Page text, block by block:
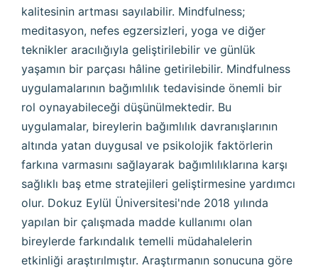
kalitesinin artması sayılabilir. Mindfulness;
meditasyon, nefes egzersizleri, yoga ve diğer
teknikler aracılığıyla geliştirilebilir ve günlük
yaşamın bir parçası hâline getirilebilir. Mindfulness
uygulamalarının bağımlılık tedavisinde önemli bir
rol oynayabileceği düşünülmektedir. Bu
uygulamalar, bireylerin bağımlılık davranışlarının
altında yatan duygusal ve psikolojik faktörlerin
farkına varmasını sağlayarak bağımlılıklarına karşı
sağlıklı baş etme stratejileri geliştirmesine yardımcı
olur. Dokuz Eylül Üniversitesi'nde 2018 yılında
yapılan bir çalışmada madde kullanımı olan
bireylerde farkındalık temelli müdahalelerin
etkinliği araştırılmıştır. Araştırmanın sonucuna göre